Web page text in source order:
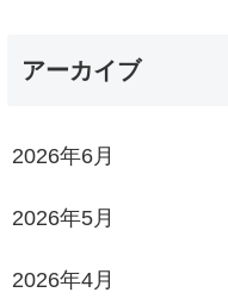
アーカイブ
2026年6月
2026年5月
2026年4月